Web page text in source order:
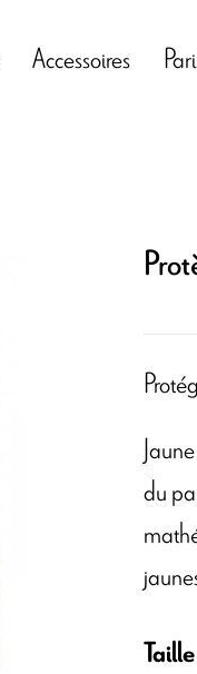
Accessoires
du
Taille